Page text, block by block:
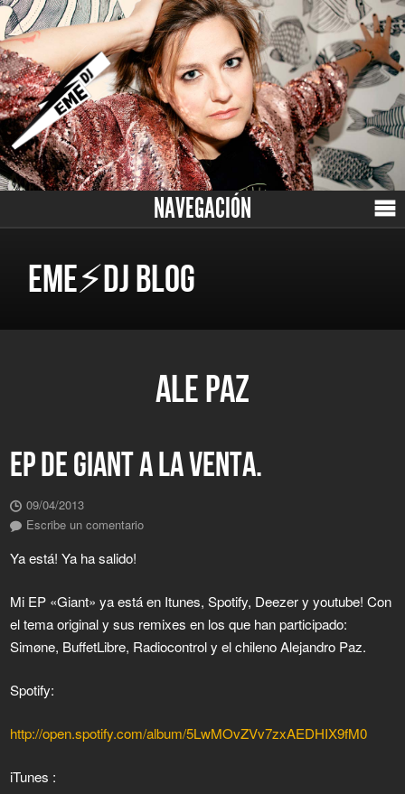
NAVEGACIÓN
EME⚡DJ BLOG
ALE PAZ
EP DE GIANT A LA VENTA.
09/04/2013
Escribe un comentario
Ya está! Ya ha salido!
Mi EP «Giant» ya está en Itunes, Spotify, Deezer y youtube! Con
el tema original y sus remixes en los que han participado:
Simøne, BuffetLibre, Radiocontrol y el chileno Alejandro Paz.
Spotify:
http://open.spotify.com/album/5LwMOvZVv7zxAEDHIX9fM0
iTunes :